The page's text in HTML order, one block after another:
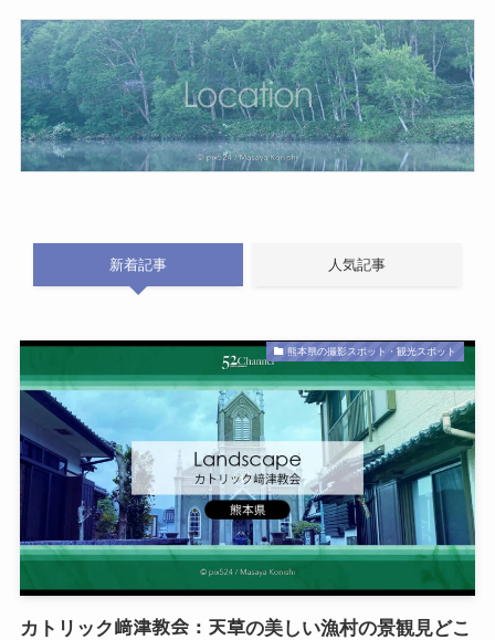
新着記事 人気記事
熊本県の撮影スポット・観光スポット
カトリック﨑津教会：天草の美しい漁村の景観見どこ